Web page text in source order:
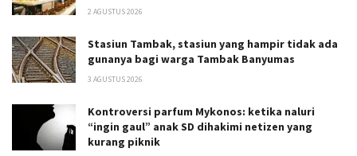
2 AGUSTUS 2026
Stasiun Tambak, stasiun yang hampir tidak ada
gunanya bagi warga Tambak Banyumas
3 AGUSTUS 2026
Kontroversi parfum Mykonos: ketika naluri
“ingin gaul” anak SD dihakimi netizen yang
kurang piknik